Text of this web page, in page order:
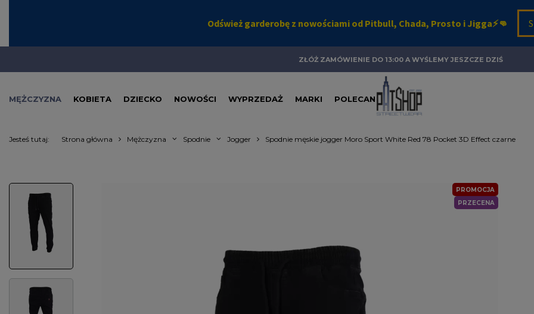
ZŁÓŻ ZAMÓWIENIE DO 13:00 A WYŚLEMY JESZCZE DZIŚ
MĘŻCZYZNA KOBIETA DZIECKO NOWOŚCI WYPRZEDAŻ MARKI POLECANE
Jesteś tutaj: Strona główna Mężczyzna Spodnie Jogger Spodnie męskie jogger Moro Sport White Red 78 Pocket 3D Effect czarne
PROMOCJA
PRZECENA